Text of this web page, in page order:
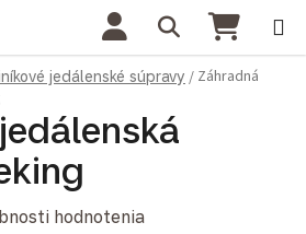
Hľadať
jedálenské súpravy / Záhradná
je 0,0 z 5 hviezdičiek.
hodnotenia